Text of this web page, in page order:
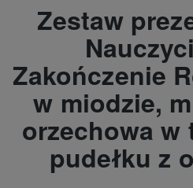
Zestaw
Zakończenie
w miodzie,
orzechowa w
pudełku z